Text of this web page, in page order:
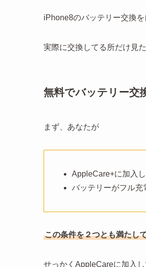
iPhone8のバッテリー交換
実際に交換してる所だけ見
無料でバッテリー交
まず、あなたが
AppleCare+に加入
バッテリーがフル充
この条件を２つとも満たし
せっかくAppleCareに加入